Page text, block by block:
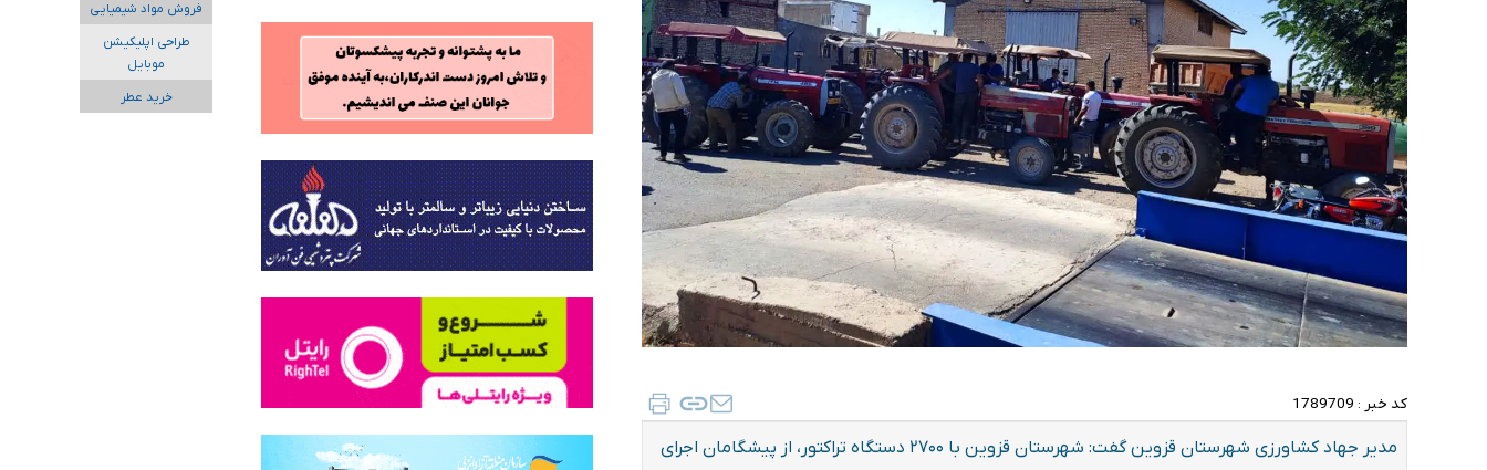
کد خبر : 1789709
مدیر جهاد کشاورزی شهرستان قزوین گفت: شهرستان قزوین با ۲۷۰۰ دستگاه تراکتور، از پیشگامان اجرای
فروش مواد شیمیایی
طراحی اپلیکیشن
موبایل
خرید عطر